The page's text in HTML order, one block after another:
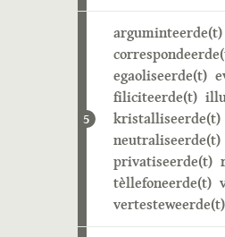
5
arguminteerde(t)
egaoliseerde(t)
filiciteerde(t)
kristalliseerde(t)
neutraliseerde(t)
privatiseerde(t)
tèllefoneerde(t)
vertesteweerde(t)